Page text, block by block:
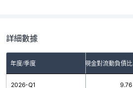
詳細數據
年度/季度 營業現金對流動負債比
2026-Q1 9.76